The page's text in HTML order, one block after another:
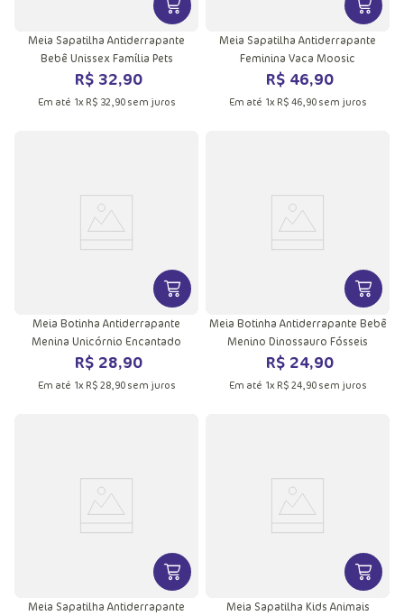
VER MAIS INFORMAÇÕES DO
Meia Sapatilha Antiderrapante
Bebê Unissex Família Pets
R$ 32,90
Em até 1x R$ 32,90sem juros
VER
Meia Sapatilha Antiderrapante
Feminina Vaca Moosic
R$ 46,90
Em até 1x R$ 46,90sem juros
VER MAIS INFORMAÇÕES DO
Meia Botinha Antiderrapante
Menina Unicórnio Encantado
R$ 28,90
Em até 1x R$ 28,90sem juros
VER
Meia Botinha Antiderrapante Bebê
Menino Dinossauro Fósseis
R$ 24,90
Em até 1x R$ 24,90sem juros
VER MAIS INFORMAÇÕES DO
Meia Sapatilha Antiderrapante
VER
Meia Sapatilha Kids Animais